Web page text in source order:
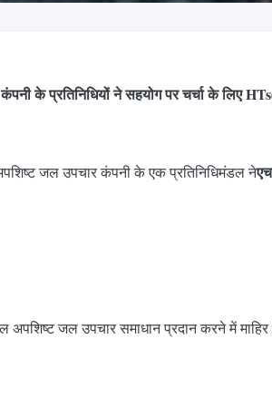
के प्रतिनिधियों ने सहयोग पर चर्चा के लिए
जल उपचार कंपनी के एक प्रतिनिधिमंडल ने
जल उपचार समाधान प्रदान करने में